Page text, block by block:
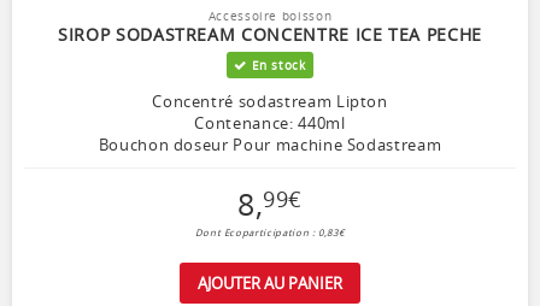
Accessoire boisson
SIROP SODASTREAM CONCENTRE ICE TEA PECHE
En stock
Concentré sodastream Lipton
Contenance: 440ml
Bouchon doseur Pour machine Sodastream
8,99€
Dont Ecoparticipation : 0,83€
AJOUTER AU PANIER